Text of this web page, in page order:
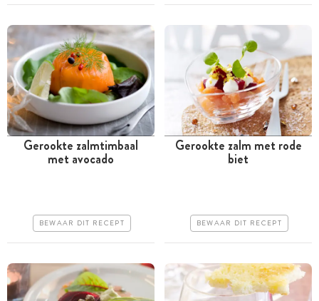
Meer dan 1 uur
Makkelijk
Gerookte zalmtimbaal
met avocado
BEWAAR DIT RECEPT
Minder dan 30 minuten
Erg makkelijk
Gerookte zalm met rode
biet
BEWAAR DIT RECEPT